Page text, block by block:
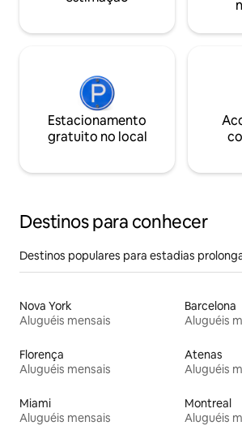
Estacionamento
gratuito no local
Destinos para conhecer
Destinos populares para estadias
Nova York
Aluguéis mensais
Barcelona
Aluguéis
Florença
Aluguéis mensais
Atenas
Aluguéis
Miami
Aluguéis mensais
Montreal
Aluguéis